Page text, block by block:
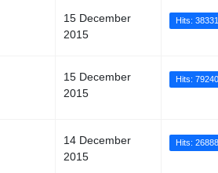
15 December
2015
Hits: 38331
15 December
2015
Hits: 79240
14 December
2015
Hits: 26888